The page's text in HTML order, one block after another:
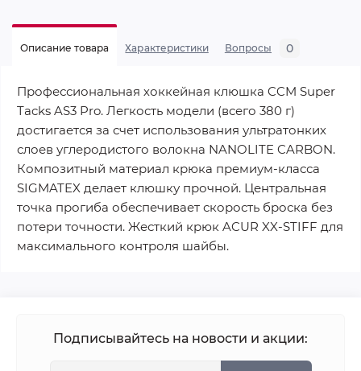
Описание товара Характеристики Вопросы 0
Профессиональная хоккейная клюшка CCM Super
Tacks AS3 Pro. Легкость модели (всего 380 г)
достигается за счет использования ультратонких
слоев углеродистого волокна NANOLITE CARBON.
Композитный материал крюка премиум-класса
SIGMATEX делает клюшку прочной. Центральная
точка прогиба обеспечивает скорость броска без
потери точности. Жесткий крюк ACUR XX-STIFF для
максимального контроля шайбы.
Подписывайтесь на новости и акции: